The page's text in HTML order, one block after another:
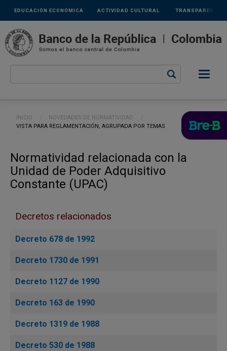
Pasar al contenido principal
Links
secundarios
ACTIVIDAD CULTURAL
EDUCACIÓN ECONÓMICA TRANSPARENCIA
Ruta de navegación
INICIO
NOVEDADES DE NORMATIVIDAD
CURRENT:
VISTA PARA REGLAMENTACIÓN, AGRUPADA POR TEMAS
Normatividad relacionada con la
Unidad de Poder Adquisitivo
Constante (UPAC)
Decretos relacionados
Decreto 678 de 1992
Decreto 1730 de 1991
Decreto 1127 de 1990
Decreto 163 de 1990
Decreto 1319 de 1988
Decreto 530 de 1988